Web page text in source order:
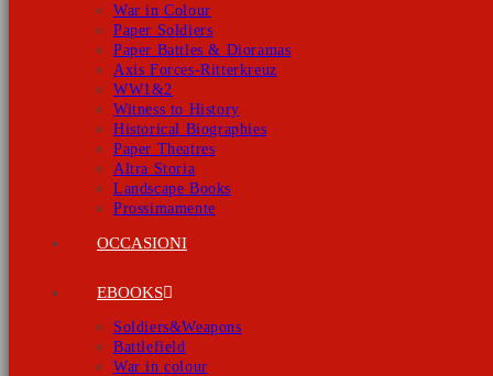
War in Colour
Paper Soldiers
Paper Battles & Dioramas
Axis Forces-Ritterkreuz
WW1&2
Witness to History
Historical Biographies
Paper Theatres
Altra Storia
Landscape Books
Prossimamente
OCCASIONI
EBOOKS
Soldiers&Weapons
Battlefield
War in colour